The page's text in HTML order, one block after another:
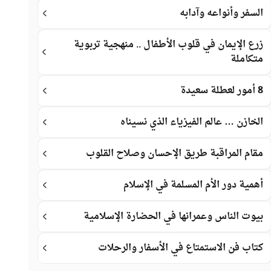
السفر وأنواعه وآدابه
زرع الإيمان في قلوب الأطفال .. منهجية تربوية
متكاملة
8 أمور لعطلة سعيدة
الخازن … عالم الفيزياء الذي نسيناه
مقام المراقبة طريق الإحسان وصلاح القلوب
أهمية دور الأم المسلمة في الإسلام
بيوت الناس وعمرانها في الحضارة الإسلامية
كتاب فن الاستمتاع في الأسفار والرحلات